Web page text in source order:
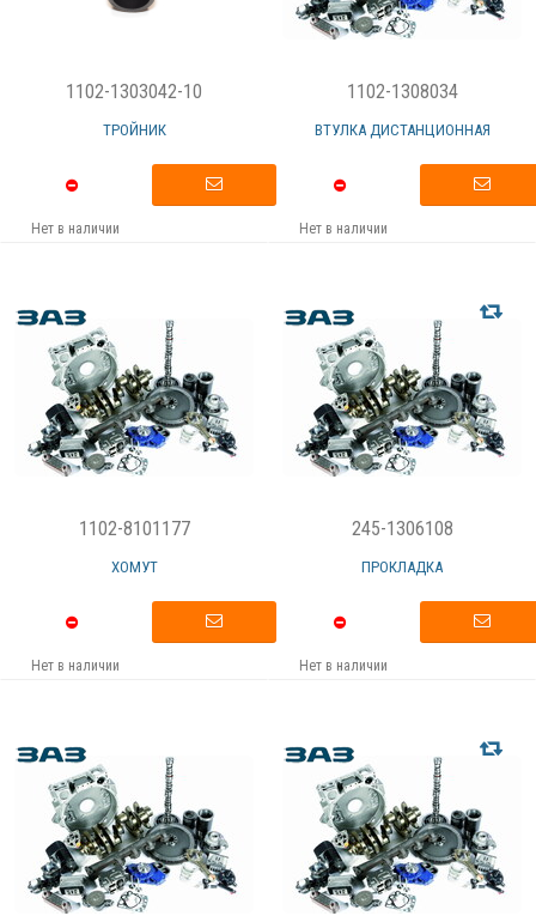
1102-1303042-10
ТРОЙНИК
Нет в наличии
1102-1308034
ВТУЛКА ДИСТАНЦИОННАЯ
Нет в наличии
1102-8101177
ХОМУТ
Нет в наличии
245-1306108
ПРОКЛАДКА
Нет в наличии